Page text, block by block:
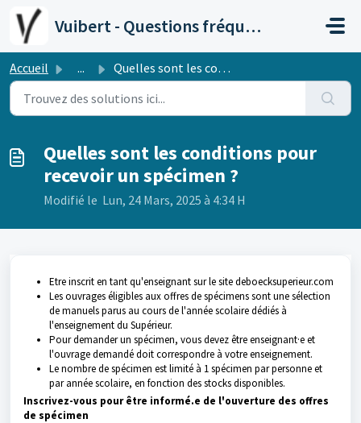
Passer au contenu principal
Vuibert - Questions fréquentes
Accueil ... Quelles sont les conditions pour recevoir un spécimen ?
Quelles sont les conditions pour
recevoir un spécimen ?
Modifié le Lun, 24 Mars, 2025 à 4:34 H
Etre inscrit en tant qu'enseignant sur le site deboecksuperieur.com
Les ouvrages éligibles aux offres de spécimens sont une sélection
de manuels parus au cours de l'année scolaire dédiés à
l'enseignement du Supérieur.
Pour demander un spécimen, vous devez être enseignant·e et
l'ouvrage demandé doit correspondre à votre enseignement.
Le nombre de spécimen est limité à 1 spécimen par personne et
par année scolaire, en fonction des stocks disponibles.
Inscrivez-vous pour être informé.e de l'ouverture des offres
de spécimen